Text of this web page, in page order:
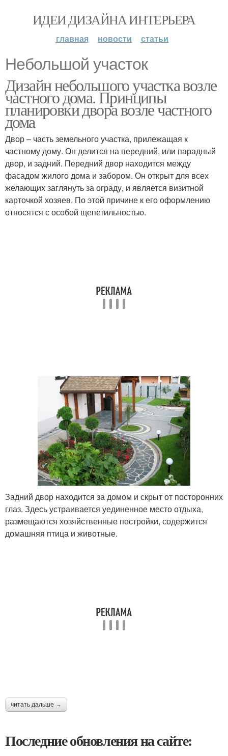
ИДЕИ ДИЗАЙНА ИНТЕРЬЕРА
главная новости статьи
Небольшой участок
Дизайн небольшого участка возле
частного дома. Принципы
планировки двора возле частного
дома
Двор – часть земельного участка, прилежащая к
частному дому. Он делится на передний, или парадный
двор, и задний. Передний двор находится между
фасадом жилого дома и забором. Он открыт для всех
желающих заглянуть за ограду, и является визитной
карточкой хозяев. По этой причине к его оформлению
относятся с особой щепетильностью.
Задний двор находится за домом и скрыт от посторонних
глаз. Здесь устраивается уединенное место отдыха,
размещаются хозяйственные постройки, содержится
домашняя птица и животные.
читать дальше →
Последние обновления на сайте: